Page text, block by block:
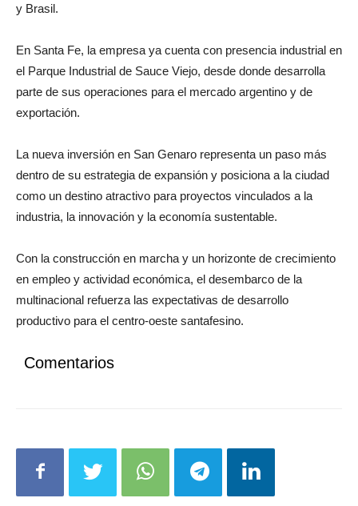
y Brasil.
En Santa Fe, la empresa ya cuenta con presencia industrial en
el Parque Industrial de Sauce Viejo, desde donde desarrolla
parte de sus operaciones para el mercado argentino y de
exportación.
La nueva inversión en San Genaro representa un paso más
dentro de su estrategia de expansión y posiciona a la ciudad
como un destino atractivo para proyectos vinculados a la
industria, la innovación y la economía sustentable.
Con la construcción en marcha y un horizonte de crecimiento
en empleo y actividad económica, el desembarco de la
multinacional refuerza las expectativas de desarrollo
productivo para el centro-oeste santafesino.
Comentarios